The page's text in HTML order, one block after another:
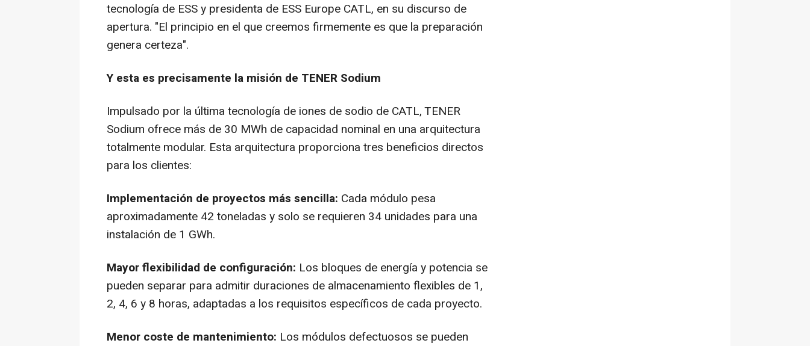
tecnología de ESS y presidenta de ESS Europe CATL, en su discurso de
apertura. "El principio en el que creemos firmemente es que la preparación
genera certeza".
Y esta es precisamente la misión de TENER Sodium
Impulsado por la última tecnología de iones de sodio de CATL, TENER
Sodium ofrece más de 30 MWh de capacidad nominal en una arquitectura
totalmente modular. Esta arquitectura proporciona tres beneficios directos
para los clientes:
Implementación de proyectos más sencilla: Cada módulo pesa
aproximadamente 42 toneladas y solo se requieren 34 unidades para una
instalación de 1 GWh.
Mayor flexibilidad de configuración: Los bloques de energía y potencia se
pueden separar para admitir duraciones de almacenamiento flexibles de 1,
2, 4, 6 y 8 horas, adaptadas a los requisitos específicos de cada proyecto.
Menor coste de mantenimiento: Los módulos defectuosos se pueden